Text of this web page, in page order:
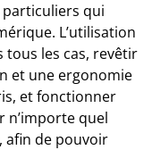
qui
L’utilisation
tous les cas, revêtir
et une ergonomie
et fonctionner
n’importe quel
afin de pouvoir